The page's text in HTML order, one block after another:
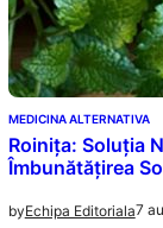
MEDICINA ALTERNATIVA
Roinița: Soluția
Îmbunătățirea
byEchipa Editoriala7